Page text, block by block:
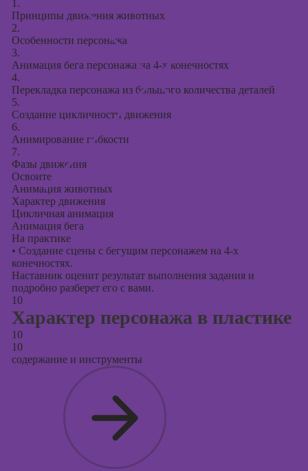
1.
Принципы движения животных
2.
Особенности персонажа
3.
Анимация бега персонажа на 4-х конечностях
4.
Перекладка персонажа из большого количества деталей
5.
Создание цикличности движения
6.
Анимирование гибкости
7.
Фазы движения
Освоите
Анимация животных
Характер движения
Цикличная анимация
Анимация бега
На практике
• Создание сцены с бегущим персонажем на 4-х
конечностях.
Наставник оценит результат выполнения задания и
подробно разберет его с вами.
10
Характер персонажа в пластике
10
10
содержание и инструменты